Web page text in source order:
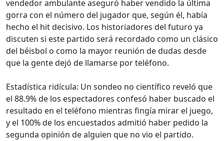
vendedor ambulante aseguró haber vendido la última
gorra con el número del jugador que, según él, había
hecho el hit decisivo. Los historiadores del futuro ya
discuten si este partido será recordado como un clásico
del béisbol o como la mayor reunión de dudas desde
que la gente dejó de llamarse por teléfono.
Estadística ridícula: Un sondeo no científico reveló que
el 88.9% de los espectadores confesó haber buscado el
resultado en el teléfono mientras fingía mirar el juego,
y el 100% de los encuestados admitió haber pedido la
segunda opinión de alguien que no vio el partido.